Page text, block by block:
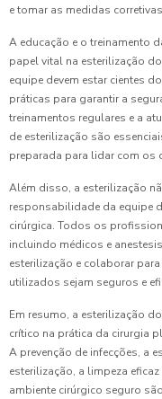
e tomar as medidas
A educação e o treinamento
papel vital na esterilização
equipe devem estar cientes
práticas para garantir a
treinamentos regulares e a
de esterilização são
preparada para lidar com os
Além disso, a esterilização
responsabilidade da equipe
cirúrgica. Todos os
incluindo médicos e
esterilização e colaborar
utilizados sejam seguros e
Em resumo, a esterilização
crítico na prática da cirurgia
A prevenção de infecções, a
esterilização, a limpeza
ambiente cirúrgico seguro